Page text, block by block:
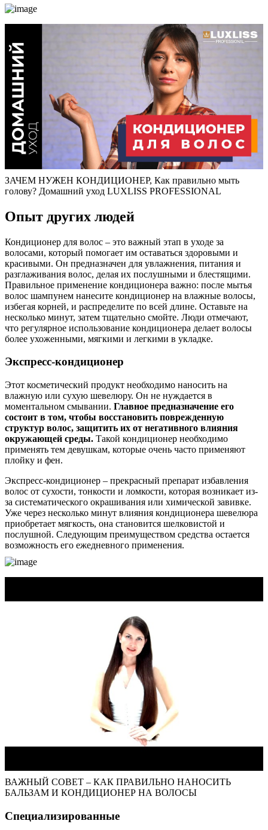
ЗАЧЕМ НУЖЕН КОНДИЦИОНЕР, Как правильно мыть
голову? Домашний уход LUXLISS PROFESSIONAL
Опыт других людей
Кондиционер для волос – это важный этап в уходе за
волосами, который помогает им оставаться здоровыми и
красивыми. Он предназначен для увлажнения, питания и
разглаживания волос, делая их послушными и блестящими.
Правильное применение кондиционера важно: после мытья
волос шампунем нанесите кондиционер на влажные волосы,
избегая корней, и распределите по всей длине. Оставьте на
несколько минут, затем тщательно смойте. Люди отмечают,
что регулярное использование кондиционера делает волосы
более ухоженными, мягкими и легкими в укладке.
Экспресс-кондиционер
Этот косметический продукт необходимо наносить на
влажную или сухую шевелюру. Он не нуждается в
моментальном смывании. Главное предназначение его
состоит в том, чтобы восстановить поврежденную
структур волос, защитить их от негативного влияния
окружающей среды. Такой кондиционер необходимо
применять тем девушкам, которые очень часто применяют
плойку и фен.
Экспресс-кондиционер – прекрасный препарат избавления
волос от сухости, тонкости и ломкости, которая возникает из-
за систематического окрашивания или химической завивке.
Уже через несколько минут влияния кондиционера шевелюра
приобретает мягкость, она становится шелковистой и
послушной. Следующим преимуществом средства остается
возможность его ежедневного применения.
ВАЖНЫЙ СОВЕТ – КАК ПРАВИЛЬНО НАНОСИТЬ
БАЛЬЗАМ И КОНДИЦИОНЕР НА ВОЛОСЫ
Специализированные